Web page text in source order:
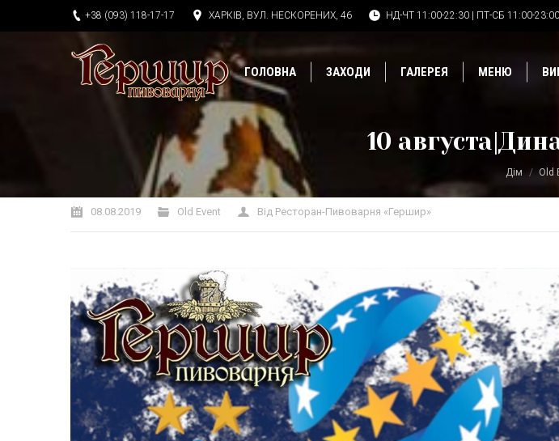
+38 (093) 118-17-17 ХАРКІВ, ВУЛ. НЕСКОРЕНИХ, 46 НД-ЧТ 11:00-22:30 | ПТ-СБ 11:00-23:00
ГОЛОВНА ЗАХОДИ ГАЛЕРЕЯ МЕНЮ
10
Дім Old
08.08.2019 Old Event Від Ресторан-Пивоварня «Гершир»